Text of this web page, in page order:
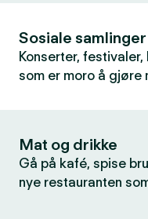
Sosiale samlinger
Konserter,
som er moro å gjøre
Mat og drikke
Gå på kafé, spise
nye restauranten